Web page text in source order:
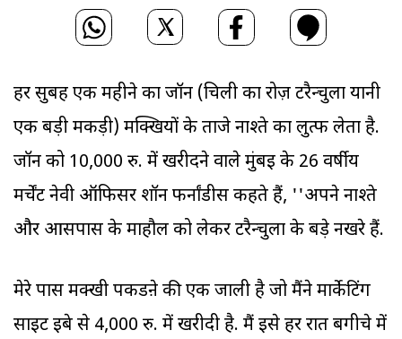
हर सुबह एक महीने का जॉन (चिली का रोज़ टरैन्चुला यानी
एक बड़ी मकड़ी) मक्खियों के ताजे नाश्ते का लुत्फ लेता है.
जॉन को 10,000 रु. में खरीदने वाले मुंबई के 26 वर्षीय
मर्चेंट नेवी ऑफिसर शॉन फर्नांडीस कहते हैं, ''अपने नाश्ते
और आसपास के माहौल को लेकर टरैन्चुला के बड़े नखरे हैं.
मेरे पास मक्खी पकडऩे की एक जाली है जो मैंने मार्केटिंग
साइट ईबे से 4,000 रु. में खरीदी है. मैं इसे हर रात बगीचे में